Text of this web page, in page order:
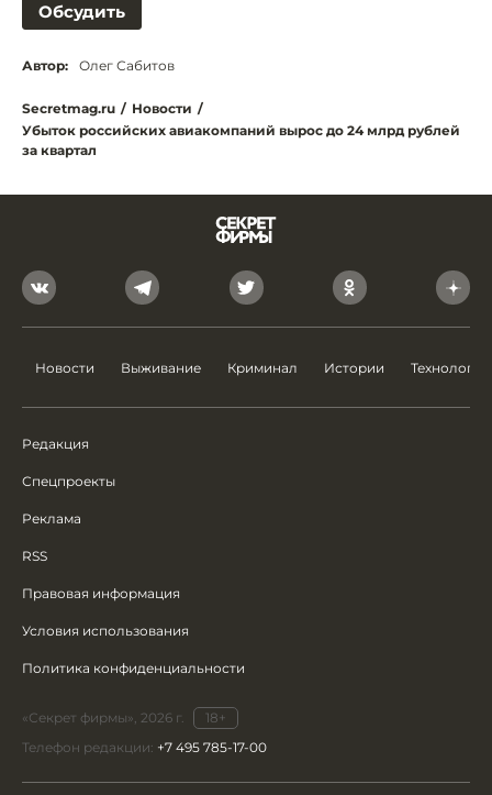
Обсудить
Автор: Олег Сабитов
Secretmag.ru / Новости /
Убыток российских авиакомпаний вырос до 24 млрд рублей
за квартал
Новости Выживание Криминал Истории Технологии
Редакция
Спецпроекты
Реклама
RSS
Правовая информация
Условия использования
Политика конфиденциальности
«Секрет фирмы», 2026 г.
18+
Телефон редакции: +7 495 785-17-00